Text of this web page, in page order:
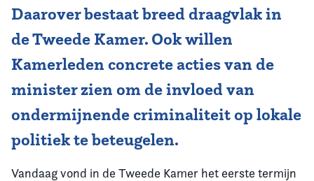
Daarover bestaat breed draagvlak in
de Tweede Kamer. Ook willen
Kamerleden concrete acties van de
minister zien om de invloed van
ondermijnende criminaliteit op lokale
politiek te beteugelen.
Vandaag vond in de Tweede Kamer het eerste termijn